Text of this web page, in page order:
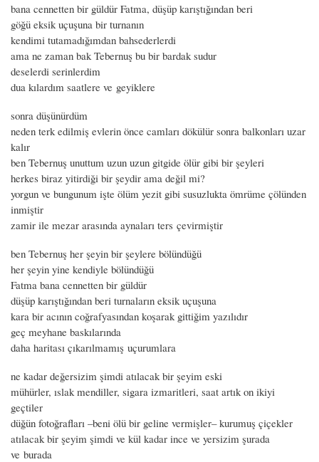
bana cennetten bir güldür Fatma, düşüp karıştığından beri
göğü eksik uçuşuna bir turnanın
kendimi tutamadığımdan bahsederlerdi
ama ne zaman bak Tebernuş bu bir bardak sudur
deselerdi serinlerdim
dua kılardım saatlere ve geyiklere
sonra düşünürdüm
neden terk edilmiş evlerin önce camları dökülür sonra balkonları uzar
kalır
ben Tebernuş unuttum uzun uzun gitgide ölür gibi bir şeyleri
herkes biraz yitirdiği bir şeydir ama değil mi?
yorgun ve bungunum işte ölüm yezit gibi susuzlukta ömrüme çölünden
inmiştir
zamir ile mezar arasında aynaları ters çevirmiştir
ben Tebernuş her şeyin bir şeylere bölündüğü
her şeyin yine kendiyle bölündüğü
Fatma bana cennetten bir güldür
düşüp karıştığından beri turnaların eksik uçuşuna
kara bir acının coğrafyasından koşarak gittiğim yazılıdır
geç meyhane baskılarında
daha haritası çıkarılmamış uçurumlara
ne kadar değersizim şimdi atılacak bir şeyim eski
mühürler, ıslak mendiller, sigara izmaritleri, saat artık on ikiyi
geçtiler
düğün fotoğrafları –beni ölü bir geline vermişler– kurumuş çiçekler
atılacak bir şeyim şimdi ve kül kadar ince ve yersizim şurada
ve burada